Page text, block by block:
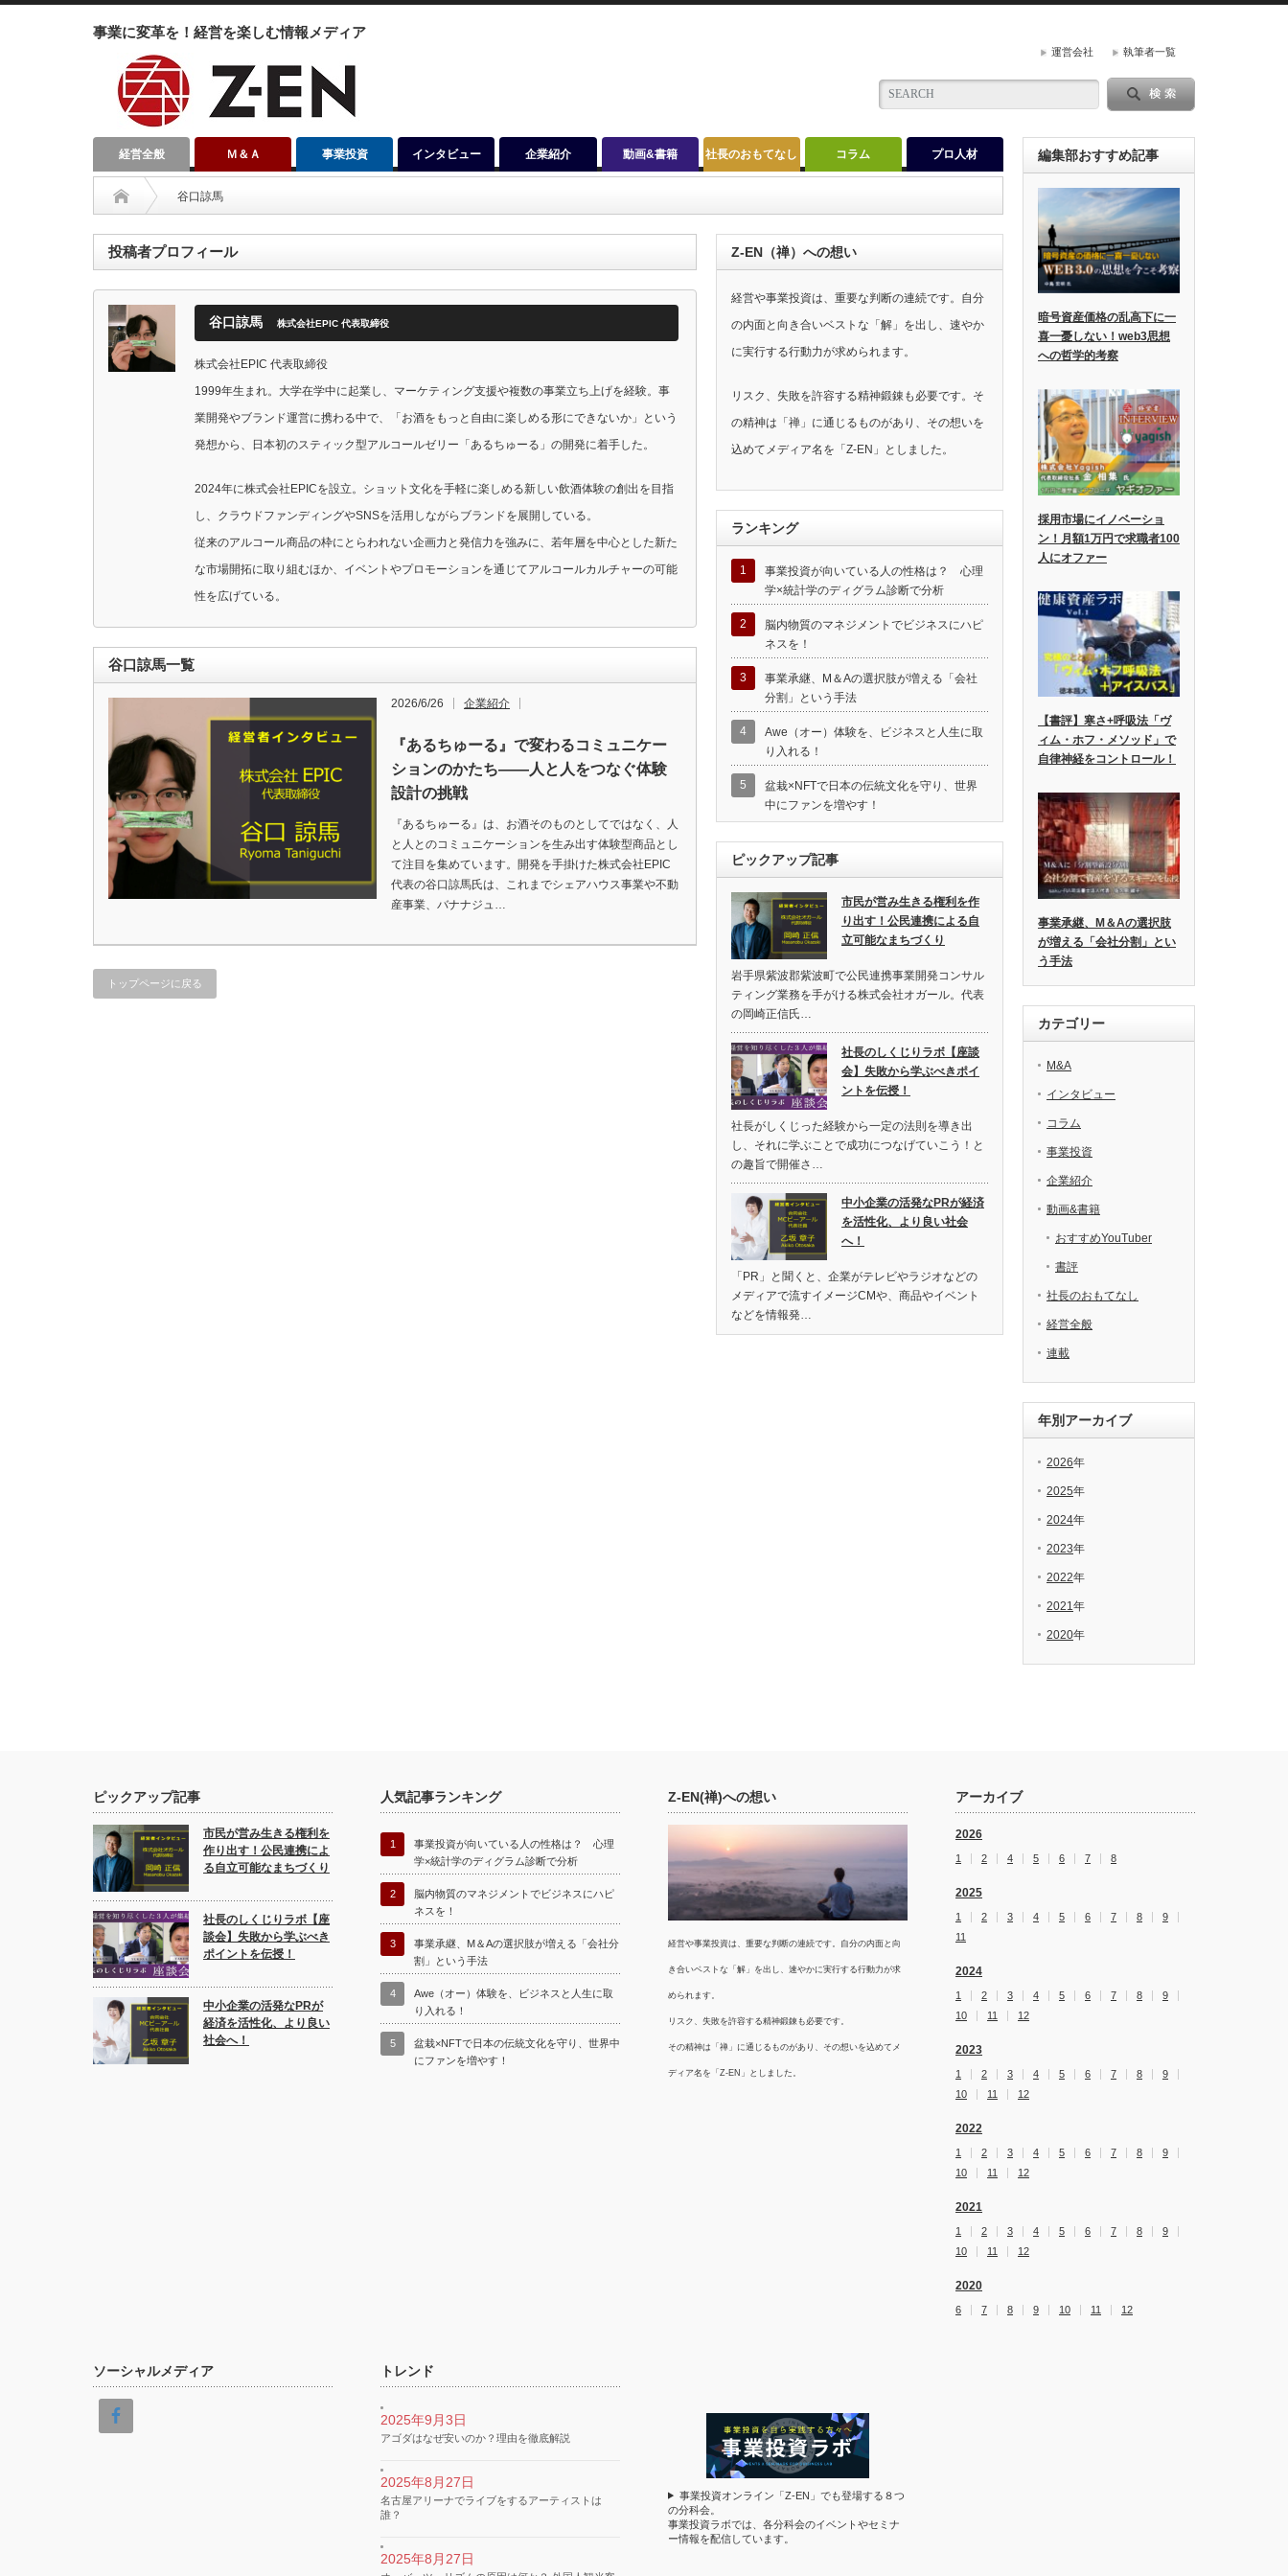
事業に変革を！経営を楽しむ情報メディア
運営会社 執筆者一覧
経営全般 Ｍ＆Ａ 事業投資 インタビュー 企業紹介 動画&書籍 社長のおもてなし コラム プロ人材
谷口諒馬
投稿者プロフィール
谷口諒馬 株式会社EPIC 代表取締役
株式会社EPIC 代表取締役
1999年生まれ。大学在学中に起業し、マーケティング支援や複数の事業立ち上げを経験。事
業開発やブランド運営に携わる中で、「お酒をもっと自由に楽しめる形にできないか」という
発想から、日本初のスティック型アルコールゼリー「あるちゅーる」の開発に着手した。
2024年に株式会社EPICを設立。ショット文化を手軽に楽しめる新しい飲酒体験の創出を目指
し、クラウドファンディングやSNSを活用しながらブランドを展開している。
従来のアルコール商品の枠にとらわれない企画力と発信力を強みに、若年層を中心とした新た
な市場開拓に取り組むほか、イベントやプロモーションを通じてアルコールカルチャーの可能
性を広げている。
谷口諒馬一覧
2026/6/26 企業紹介
『あるちゅーる』で変わるコミュニケー
ションのかたち――人と人をつなぐ体験
設計の挑戦
『あるちゅーる』は、お酒そのものとしてではなく、人
と人とのコミュニケーションを生み出す体験型商品とし
て注目を集めています。開発を手掛けた株式会社EPIC
代表の谷口諒馬氏は、これまでシェアハウス事業や不動
産事業、バナナジュ…
トップページに戻る
Z-EN（禅）への想い
経営や事業投資は、重要な判断の連続です。自分
の内面と向き合いベストな「解」を出し、速やか
に実行する行動力が求められます。
リスク、失敗を許容する精神鍛錬も必要です。そ
の精神は「禅」に通じるものがあり、その想いを
込めてメディア名を「Z-EN」としました。
ランキング
1
事業投資が向いている人の性格は？ 心理
学×統計学のディグラム診断で分析
2
脳内物質のマネジメントでビジネスにハピ
ネスを！
3
事業承継、M＆Aの選択肢が増える「会社
分割」という手法
4
Awe（オー）体験を、ビジネスと人生に取
り入れる！
5
盆栽×NFTで日本の伝統文化を守り、世界
中にファンを増やす！
ピックアップ記事
市民が営み生きる権利を作
り出す！公民連携による自
立可能なまちづくり
岩手県紫波郡紫波町で公民連携事業開発コンサル
ティング業務を手がける株式会社オガール。代表
の岡崎正信氏…
社長のしくじりラボ【座談
会】失敗から学ぶべきポイ
ントを伝授！
社長がしくじった経験から一定の法則を導き出
し、それに学ぶことで成功につなげていこう！と
の趣旨で開催さ…
中小企業の活発なPRが経済
を活性化、より良い社会
へ！
「PR」と聞くと、企業がテレビやラジオなどの
メディアで流すイメージCMや、商品やイベント
などを情報発…
編集部おすすめ記事
暗号資産価格の乱高下に一
喜一憂しない！web3思想
への哲学的考察
採用市場にイノベーショ
ン！月額1万円で求職者100
人にオファー
【書評】寒さ+呼吸法「ヴ
ィム・ホフ・メソッド」で
自律神経をコントロール！
事業承継、M＆Aの選択肢
が増える「会社分割」とい
う手法
カテゴリー
M&A
インタビュー
コラム
事業投資
企業紹介
動画&書籍
おすすめYouTuber
書評
社長のおもてなし
経営全般
連載
年別アーカイブ
2026年
2025年
2024年
2023年
2022年
2021年
2020年
ピックアップ記事
市民が営み生きる権利を
作り出す！公民連携によ
る自立可能なまちづくり
社長のしくじりラボ【座
談会】失敗から学ぶべき
ポイントを伝授！
中小企業の活発なPRが
経済を活性化、より良い
社会へ！
人気記事ランキング
1
事業投資が向いている人の性格は？ 心理
学×統計学のディグラム診断で分析
2
脳内物質のマネジメントでビジネスにハピ
ネスを！
3
事業承継、M＆Aの選択肢が増える「会社分
割」という手法
4
Awe（オー）体験を、ビジネスと人生に取
り入れる！
5
盆栽×NFTで日本の伝統文化を守り、世界中
にファンを増やす！
Z-EN(禅)への想い
経営や事業投資は、重要な判断の連続です。自分の内面と向
き合いベストな「解」を出し、速やかに実行する行動力が求
められます。
リスク、失敗を許容する精神鍛錬も必要です。
その精神は「禅」に通じるものがあり、その想いを込めてメ
ディア名を「Z-EN」としました。
アーカイブ
2026
1 2 4 5 6 7 8
2025
1 2 3 4 5 6 7 8
9
11
2024
1 2 3 4 5 6 7 8
9
10
11 12
2023
1 2 3 4 5 6 7 8
9
10
11 12
2022
1 2 3 4 5 6 7 8
9
10
11 12
2021
1 2 3 4 5 6 7 8
9
10
11 12
2020
6 7 8 9 10 11 12
ソーシャルメディア トレンド
2025年9月3日
アゴダはなぜ安いのか？理由を徹底解説
2025年8月27日
名古屋アリーナでライブをするアーティストは
誰？
2025年8月27日
事業投資オンライン「Z-EN」でも登場する８つ
の分科会。
事業投資ラボでは、各分科会のイベントやセミナ
ー情報を配信しています。